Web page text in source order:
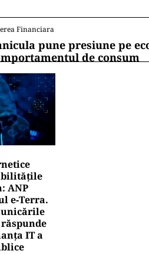
Financiara
pune presiune pe
de consum
ANP
e‑Terra.
IT a